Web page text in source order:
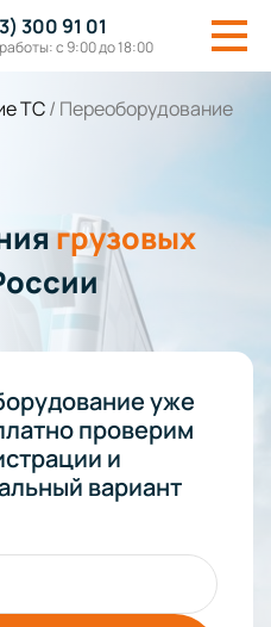
300 91 01
с 9:00 до 18:00
ТС/ Переоборудование
грузовых
уже
проверим
и
вариант